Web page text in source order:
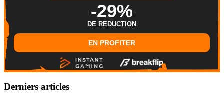
-29%
DE REDUCTION
EN PROFITER
Derniers articles